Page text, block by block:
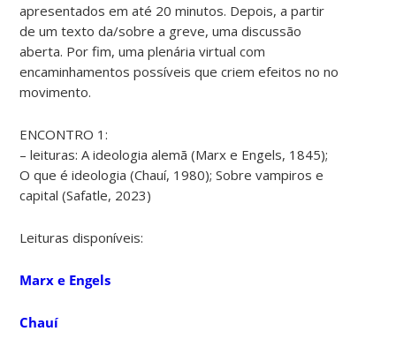
apresentados em até 20 minutos. Depois, a partir
de um texto da/sobre a greve, uma discussão
aberta. Por fim, uma plenária virtual com
encaminhamentos possíveis que criem efeitos no no
movimento.
ENCONTRO 1:
– leituras: A ideologia alemã (Marx e Engels, 1845);
O que é ideologia (Chauí, 1980); Sobre vampiros e
capital (Safatle, 2023)
Leituras disponíveis:
Marx e Engels
Chauí